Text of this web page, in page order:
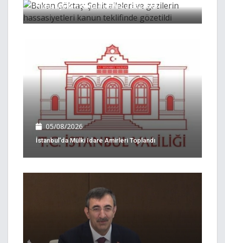
Hassasiyetleri Kanun Teklifinde Gözetildi
05/08/2026
İstanbul'da Mülki Idare Amirleri Toplandı